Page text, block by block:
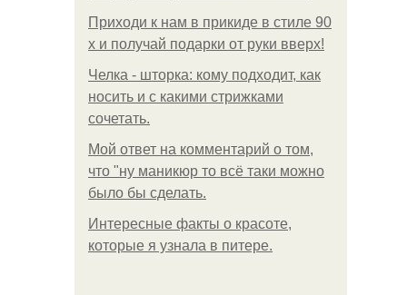
Приходи к нам в прикиде в стиле 90
х и получай подарки от руки вверх!
Челка - шторка: кому подходит, как
носить и с какими стрижками
сочетать.
Мой ответ на комментарий о том,
что "ну маникюр то всё таки можно
было бы сделать.
Интересные факты о красоте,
которые я узнала в питере.